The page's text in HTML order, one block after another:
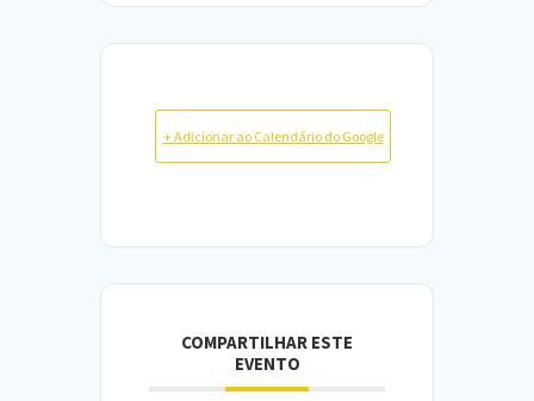
+ Adicionar ao Calendário do Google
COMPARTILHAR ESTE
EVENTO